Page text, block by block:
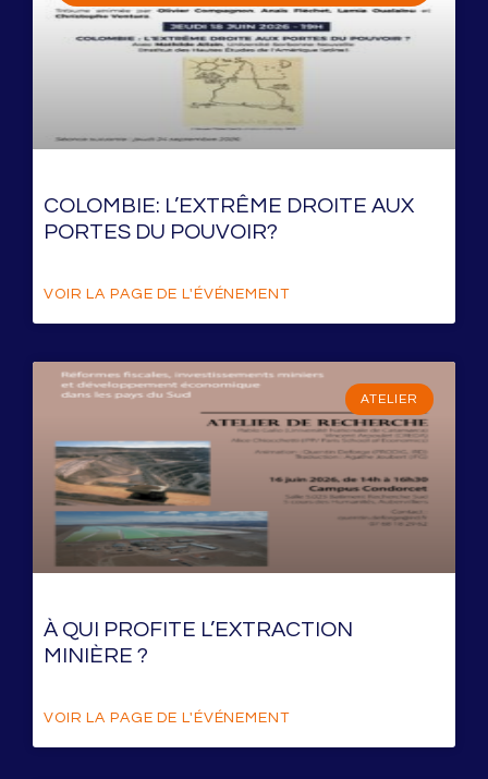
COLOMBIE: L’EXTRÊME DROITE AUX
PORTES DU POUVOIR?
VOIR LA PAGE DE L'ÉVÉNEMENT
ATELIER
À QUI PROFITE L’EXTRACTION
MINIÈRE ?
VOIR LA PAGE DE L'ÉVÉNEMENT